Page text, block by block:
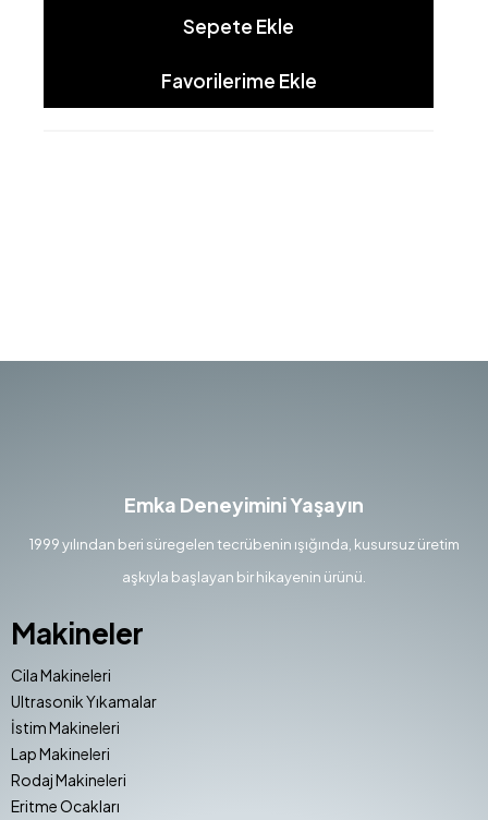
Sepete Ekle
Favorilerime Ekle
Emka Deneyimini Yaşayın
1999 yılından beri süregelen tecrübenin ışığında, kusursuz üretim
aşkıyla başlayan bir hikayenin ürünü.
Makineler
Cila Makineleri
Ultrasonik Yıkamalar
İstim Makineleri
Lap Makineleri
Rodaj Makineleri
Eritme Ocakları